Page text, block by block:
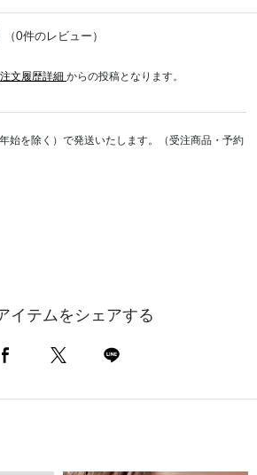
（0件のレビュー）
注文履歴詳細 からの投稿となります。
始を除く）で発送いたします。（受注商品・予約
イテムをシェアする